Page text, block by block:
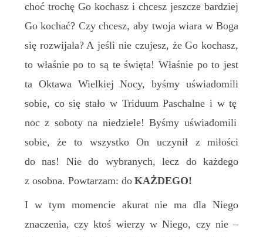
choć trochę Go kochasz i chcesz jeszcze bardziej
Go kochać? Czy chcesz, aby twoja wiara w Boga
się rozwijała? A jeśli nie czujesz, że Go kochasz,
to właśnie po to są te święta! Właśnie po to jest
ta Oktawa Wielkiej Nocy,byśmy uświadomili
sobie, co się stało w Triduum Paschalne i w tę
noc z soboty na niedziele! Byśmy uświadomili
sobie, że to wszystko On uczynił z miłości
do nas! Nie do wybranych, lecz dokażdego
z osobna. Powtarzam: do KAŻDEGO!
I w tym momencie akurat nie ma dla Niego
znaczenia, czy ktoś wierzy w Niego, czy nie –